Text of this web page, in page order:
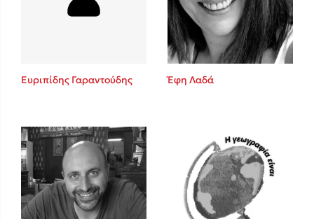
Ευριπίδης Γαραντούδης Έφη Λαδά